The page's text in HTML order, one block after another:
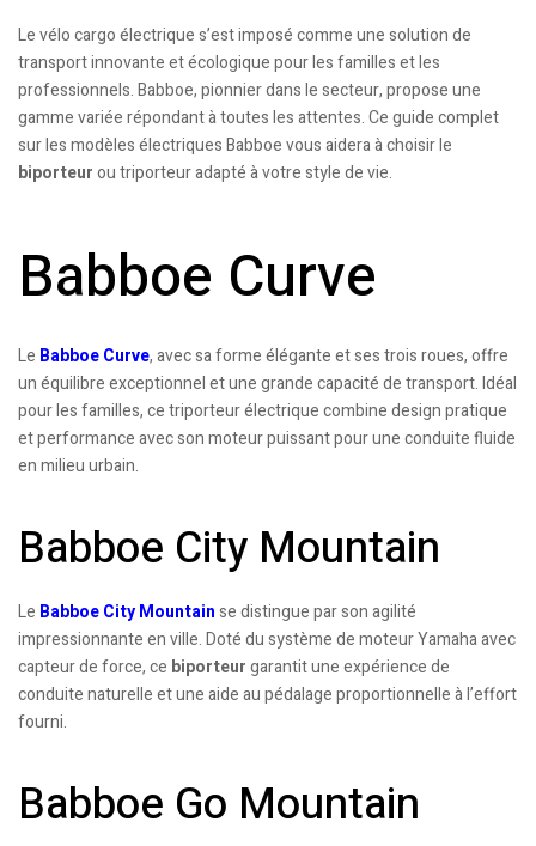
Le vélo cargo électrique s’est imposé comme une solution de
transport innovante et écologique pour les familles et les
professionnels. Babboe, pionnier dans le secteur, propose une
gamme variée répondant à toutes les attentes. Ce guide complet
sur les modèles électriques Babboe vous aidera à choisir le
biporteurou triporteur adapté à votre style de vie.
Babboe Curve
Le Babboe Curve, avec sa forme élégante et ses trois roues, offre
un équilibre exceptionnel et une grande capacité de transport. Idéal
pour les familles, ce triporteur électrique combine design pratique
et performance avec son moteur puissant pour une conduite fluide
en milieu urbain.
Babboe City Mountain
Le Babboe City Mountainse distingue par son agilité
impressionnante en ville. Doté du système de moteur Yamaha avec
capteur de force, ce biporteurgarantit une expérience de
conduite naturelle et une aide au pédalage proportionnelle à l’effort
fourni.
Babboe Go Mountain